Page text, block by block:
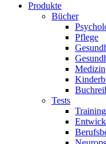
Produkte
Bücher
Pflege
Medizin
Tests